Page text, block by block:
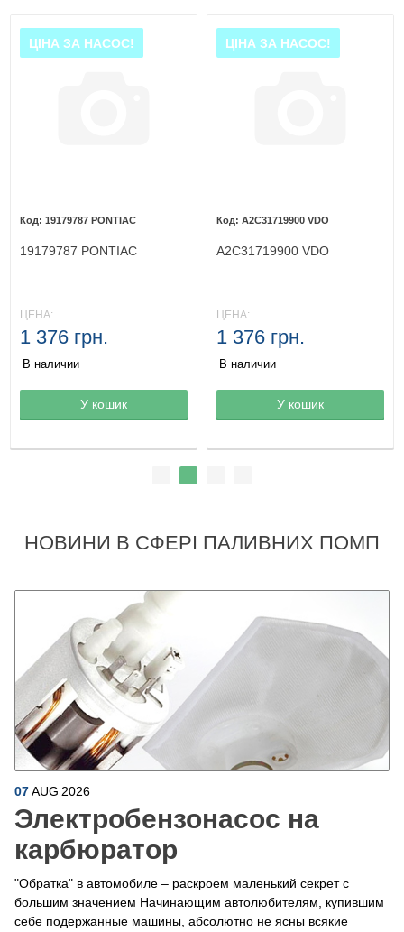
Товар в корзине
ЦІНА ЗА НАСОС!
19179787 PONTIAC
19179787 PONTIAC
ЦЕНА:
1 376 грн.
В наличии
У кошик Товар в корзине
ЦІНА ЗА НАСОС!
A2C31719900 VDO
A2C31719900 VDO
ЦЕНА:
1 376 грн.
В наличии
У кошик
НОВИНИ В СФЕРІ ПАЛИВНИХ ПОМП
07AUG 2026
Электробензонасос на
карбюратор
"Обратка" в автомобиле – раскроем маленький секрет с
большим значением Начинающим автолюбителям, купившим
себе подержанные машины, абсолютно не ясны всякие